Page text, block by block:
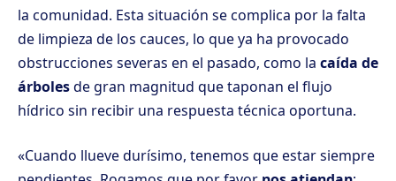
la comunidad. Esta situación se complica por la falta
de limpieza de los cauces, lo que ya ha provocado
obstrucciones severas en el pasado, como la caída de
árbolesde gran magnitud que taponan el flujo
hídrico sin recibir una respuesta técnica oportuna.
«Cuando llueve durísimo, tenemos que estar siempre